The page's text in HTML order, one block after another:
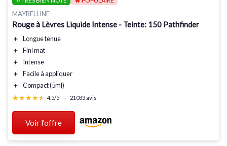
MAYBELLINE
Rouge à Lèvres Liquide Intense - Teinte: 150 Pathfinder
＋
Longue tenue
＋
Finimat
＋
Intense
＋
Facile à appliquer
＋
Compact(5ml)
★★★★★
★★★★★ 4,5/5 — 21033 avis
Voir l'offre